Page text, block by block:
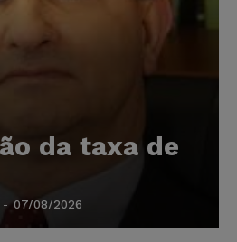
da taxa de
- 07/08/2026